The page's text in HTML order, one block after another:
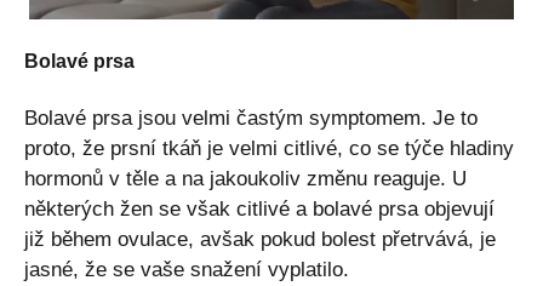
Bolavé prsa
Bolavé prsa jsou velmi častým symptomem. Je to
proto, že prsní tkáň je velmi citlivé, co se týče hladiny
hormonů v těle a na jakoukoliv změnu reaguje. U
některých žen se však citlivé a bolavé prsa objevují
již během ovulace, avšak pokud bolest přetrvává, je
jasné, že se vaše snažení vyplatilo.